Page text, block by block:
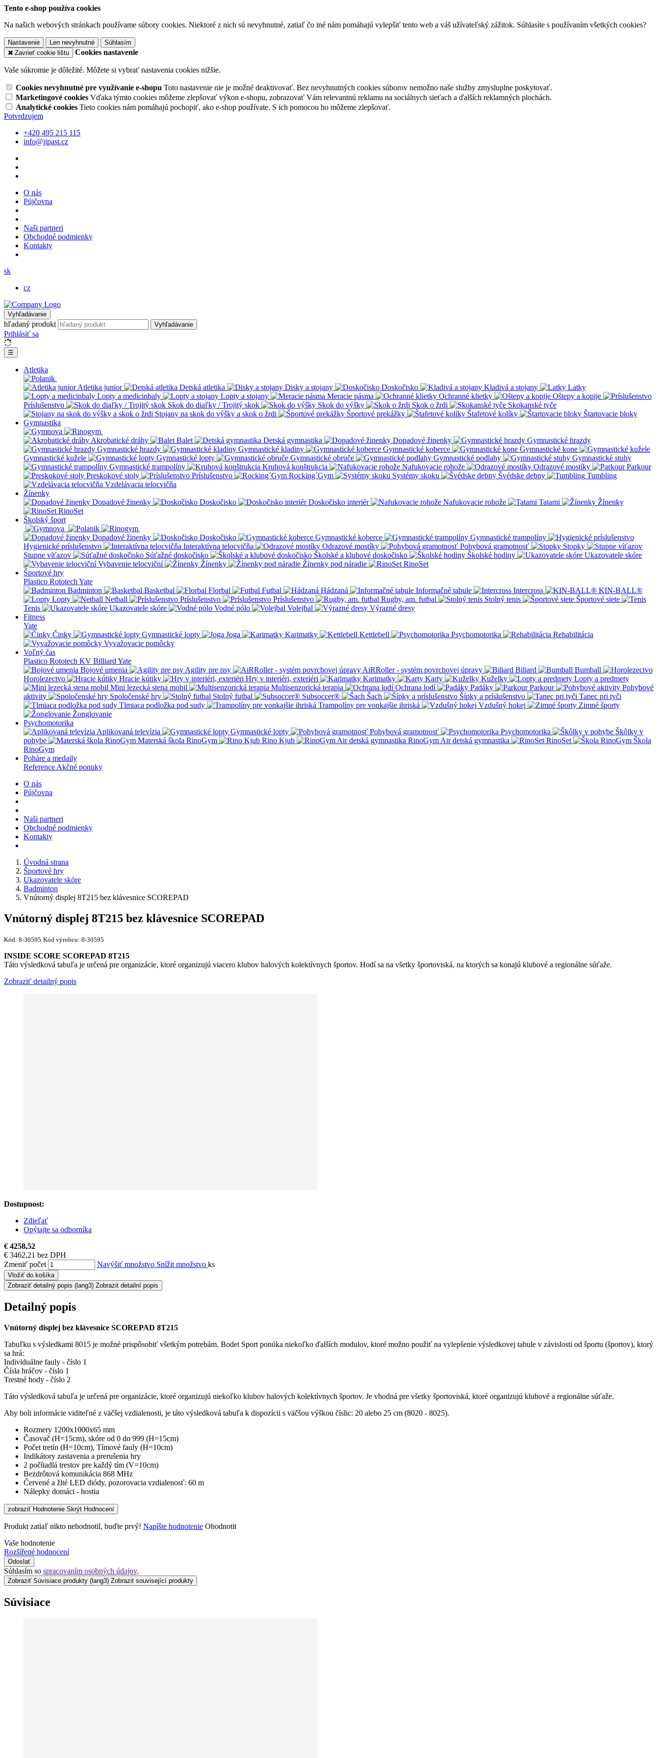
Tento e-shop používa cookies
Na našich webových stránkach používame súbory cookies. Niektoré z nich sú nevyhnutné, zatiaľ čo iné nám pomáhajú vylepšiť tento web a váš užívateľský zážitok. Súhlasíte s používaním všetkých cookies?
Nastavenie Len nevyhnutné
Súhlasím
Zavrieť cookie lištu
Cookies nastavenie
Vaše súkromie je dôležité. Môžete si vybrať nastavenia cookies nižšie.
Cookies nevyhnutné pre využívanie e-shopu Toto nastavenie nie je možné deaktivovať. Bez nevyhnutných cookies súborov nemožno naše služby zmysluplne poskytovať.
Marketingové cookies Vďaka týmto cookies môžeme zlepšovať výkon e-shopu, zobrazovať Vám relevantnú reklamu na sociálnych sieťach a ďalších reklamných plochách.
Analytické cookies Tieto cookies nám pomáhajú pochopiť, ako e-shop používate. S ich pomocou ho môžeme zlepšovať.
Potvrdzujem
+420 495 215 115
info@jipast.cz
O nás
Půjčovna
Naši partneri
Obchodné podmienky
Kontakty
sk
cz
Vyhľadávanie
hľadaný produkt Vyhľadávanie
Prihlásiť sa
☰
Atletika
Atletika junior Detská atletika Disky a stojany Doskočisko Kladivá a stojany
Latky
Lopty a medicinbaly
Lopty a stojany Meracie pásma Ochranné klietky
Oštepy a kopije
Príslušenstvo
Skok do diaľky / Trojitý skok Skok do výšky Skok o žrdi
Skokanské tyče
Stojany na skok do výšky a skok o žrdi
Športové prekážky Štafetové kolíky
Štartovacie bloky
Gymnastika
Akrobatické dráhy Balet Detská gymnastika Dopadové žinenky
Gymnastické hrazdy
Gymnastické hrazdy
Gymnastické kladiny Gymnastické koberce
Gymnastické kone
Gymnastické kužele
Gymnastické lopty Gymnastické obruče Gymnastické podlahy
Gymnastické stuhy
Gymnastické trampolíny
Kruhová konštrukcia Nafukovacie rohože Odrazové mostíky
Parkour
Preskokové stoly
Príslušenstvo Rocking´Gym Systémy skoku Švédske debny
Tumbling
Vzdelávacia telocvičňa
Žínenky
Dopadové žinenky
Doskočisko Doskočisko interiér Nafukovacie rohože Tatami
Žínenky
RinoSet
Školský šport
Dopadové žinenky Doskočisko Gymnastické koberce
Gymnastické trampolíny
Hygienické príslušenstvo
Interaktívna telocvičňa Odrazové mostíky Pohybová gramotnosť
Stopky
Stupne víťazov
Súťažné doskočisko Školské a klubové doskočisko Školské hodiny
Ukazovatele skóre
Vybavenie telocviční
Žínenky Žínenky pod náradie
RinoSet
Športové hry
Plastico Rototech Yate
Badminton
Basketbal Florbal Futbal Hádzaná Informačné tabule Intercross
KIN-BALL®
Lopty
Netball Príslušenstvo Príslušenstvo Rugby, am. futbal Stolný tenis
Športové siete
Tenis
Ukazovatele skóre Vodné pólo Volejbal
Výrazné dresy
Fitness
Yate
Činky
Gymnastické lopty Joga Karimatky Kettlebell Psychomotorika
Rehabilitácia
Vyvažovacie pomôcky
Voľný čas
Plastico Rototech KV Billiard Yate
Bojové umenia
Agility pre psy AiRRoller - systém povrchovej úpravy Biliard
Bumball
Horolezectvo
Hracie kútiky Hry v interiéri, exteriéri Karimatky Karty Kuželky
Lopty a predmety
Mini lezecká stena mobil
Multisenzorická terapia Ochrana lodí Padáky Parkour
Pohybové
aktivity
Spoločenské hry Stolný futbal Subsoccer® Šach Šípky a príslušenstvo
Tanec pri tyči
Tlmiaca podložka pod sudy
Trampolíny pre vonkajšie ihriská Vzdušný hokej
Zimné športy
Žonglovanie
Psychomotorika
Aplikovaná televízia
Gymnastické lopty Pohybová gramotnosť Psychomotorika
Škôlky v
pohybe
Materská škola RinoGym Rino Kjub RinoGym Air detská gymnastika RinoSet
Škola
RinoGym
Poháre a medaily
Reference Akčné ponuky
O nás
Půjčovna
Naši partneri
Obchodné podmienky
Kontakty
Úvodná strana
Športové hry
Ukazovatele skóre
Badminton
Vnútorný displej 8T215 bez klávesnice SCOREPAD
Vnútorný displej 8T215 bez klávesnice SCOREPAD
Kód: 8-30595 Kód výrobcu: 8-30595
INSIDE SCORE SCOREPAD 8T215
Táto výsledková tabuľa je určená pre organizácie, ktoré organizujú viacero klubov halových kolektívnych športov. Hodí sa na všetky športoviská, na ktorých sa konajú klubové a regionálne súťaže.
Zobraziť detailný popis
Dostupnost:
Zdieľať
Opýtajte sa odborníka
€ 4258,52
€ 3462,21 bez DPH
Zmeniť počet
Navýšiť množstvo Snížit množstvo ks
Vložiť do košíka
Zobraziť detailný popis (lang3) Zobrazit detailní popis
Detailný popis
Vnútorný displej bez klávesnice SCOREPAD 8T215
Tabuľku s výsledkami 8015 je možné prispôsobiť všetkým potrebám. Bodet Sport ponúka niekoľko ďalších modulov, ktoré možno použiť na vylepšenie výsledkovej tabule v závislosti od športu (športov), ktorý
sa hrá:
Individuálne fauly - číslo 1
Čísla hráčov - číslo 1
Trestné hody - číslo 2
Táto výsledková tabuľa je určená pre organizácie, ktoré organizujú niekoľko klubov halových kolektívnych športov. Je vhodná pre všetky športoviská, ktoré organizujú klubové a regionálne súťaže.
Aby boli informácie viditeľné z väčšej vzdialenosti, je táto výsledková tabuľa k dispozícii s väčšou výškou číslic: 20 alebo 25 cm (8020 - 8025).
Rozmery 1200x1000x65 mm
Časovač (H=15cm), skóre od 0 do 999 (H=15cm)
Počet tretín (H=10cm), Tímové fauly (H=10cm)
Indikátory zastavenia a prerušenia hry
2 počítadlá trestov pre každý tím (V=10cm)
Bezdrôtová komunikácia 868 MHz
Červené a žlté LED diódy, pozorovacia vzdialenosť: 60 m
Nálepky domáci - hostia
zobraziť Hodnotenie Skrýt Hodnocení
Produkt zatiaľ nikto nehodnotil, buďte prvý! Napíšte hodnotenie Ohodnotit
Vaše hodnotenie
Rozšířené hodnocení
Odoslať
Súhlasím so spracovaním osobných údajov.
Zobraziť Súvisiace produkty (lang3) Zobrazit související produkty
Súvisiace